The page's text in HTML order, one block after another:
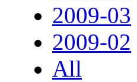
2009-03
2009-02
All